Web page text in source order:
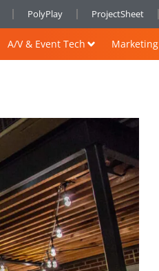
PolyPlay ProjectSheet
A/V & Event Tech Marketing